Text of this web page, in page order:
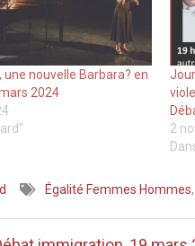
une nouvelle Barbara? en
2024
2
Égalité Femmes Hommes,